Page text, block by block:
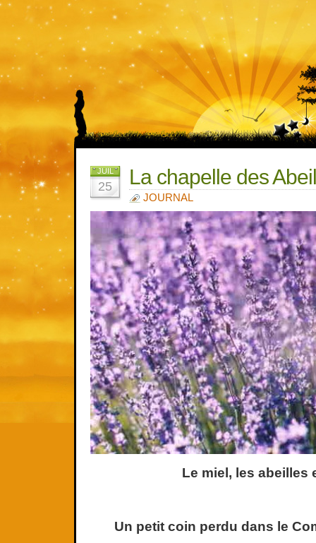
JUIL
25 La chapelle des
JOURNAL
Le miel, les abeilles
Un petit coin perdu dans le